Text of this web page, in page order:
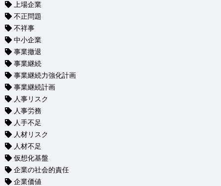
上場企業
不正問題
不祥事
中小企業
事業撤退
事業継続
事業継続力強化計画
事業継続計画
人事リスク
人事労務
人手不足
人材リスク
人材不足
仮想化基盤
企業の社会的責任
企業価値